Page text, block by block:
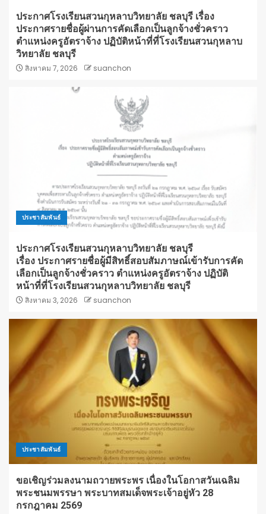
ประกาศโรงเรียนสวนกุหลาบวิทยาลัย ชลบุรี เรื่อง
ประกาศรายชื่อผู้ผ่านการคัดเลือกเป็นลูกจ้างชั่วคราว
ตำแหน่งครูอัตราจ้าง ปฏิบัติหน้าที่ที่โรงเรียนสวนกุหลาบ
วิทยาลัย ชลบุรี
สิงหาคม 7, 2026 suanchon
ประชาสัมพันธ์
ประกาศโรงเรียนสวนกุหลาบวิทยาลัย ชลบุรี
เรื่อง ประกาศรายชื่อผู้มีสิทธิ์สอบสัมภาษณ์เข้ารับการคัด
เลือกเป็นลูกจ้างชั่วคราว ตำแหน่งครูอัตราจ้าง ปฏิบัติ
หน้าที่ที่โรงเรียนสวนกุหลาบวิทยาลัย ชลบุรี
สิงหาคม 3, 2026 suanchon
ประชาสัมพันธ์
ขอเชิญร่วมลงนามถวายพระพร เนื่องในโอกาสวันเฉลิม
พระชนมพรรษา พระบาทสมเด็จพระเจ้าอยู่หัว 28
กรกฎาคม 2569